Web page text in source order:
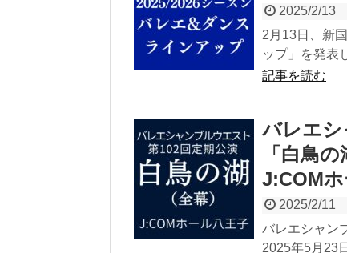
2025/2/13
2月13日、新
ップ」を発表
記事を読む
バレエシ
「白鳥
J:COM
2025/2/11
バレエシャン
2025年5月23